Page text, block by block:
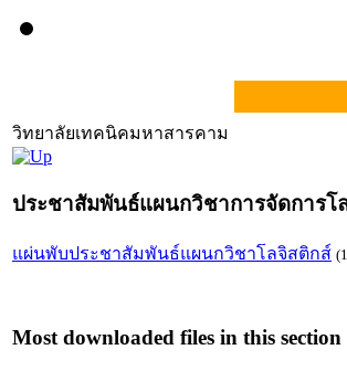
วิทยาลัยเทคนิคมหาสารคาม
ประชาสัมพันธ์แผนกวิชาการจัดการโ
แผ่นพับประชาสัมพันธ์แผนกวิชาโลจิสติกส์
Most downloaded files in this section